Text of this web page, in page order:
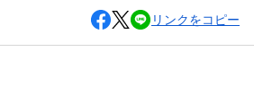
リンクをコピー